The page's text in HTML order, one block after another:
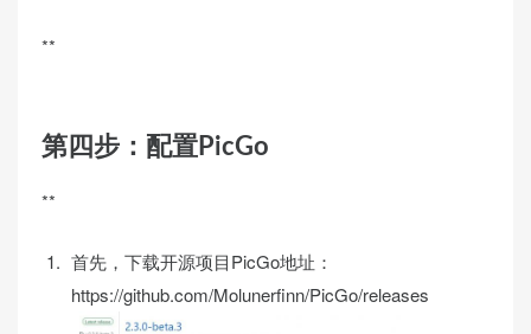
**
第四步：配置PicGo
**
首先，下载开源项目PicGo地址：
https://github.com/Molunerfinn/PicGo/releases